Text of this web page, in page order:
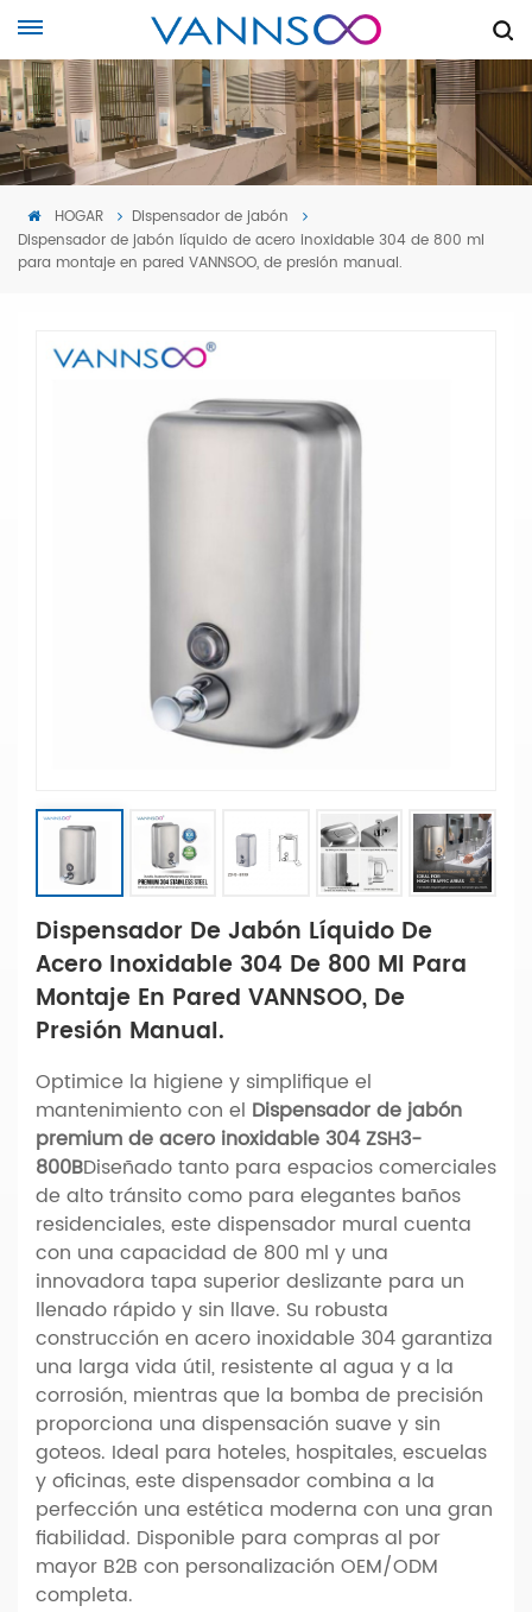
HOGAR
Dispensador de jabón
Dispensador de jabón líquido de acero inoxidable 304 de 800 ml
para montaje en pared VANNSOO, de presión manual.
Dispensador De Jabón Líquido De
Acero Inoxidable 304 De 800 Ml Para
Montaje En Pared VANNSOO, De
Presión Manual.
Optimice la higiene y simplifique el
mantenimiento con el Dispensador de jabón
premium de acero inoxidable 304 ZSH3-
800BDiseñado tanto para espacios comerciales
de alto tránsito como para elegantes baños
residenciales, este dispensador mural cuenta
con una capacidad de 800 ml y una
innovadora tapa superior deslizante para un
llenado rápido y sin llave. Su robusta
construcción en acero inoxidable 304 garantiza
una larga vida útil, resistente al agua y a la
corrosión, mientras que la bomba de precisión
proporciona una dispensación suave y sin
goteos. Ideal para hoteles, hospitales, escuelas
y oficinas, este dispensador combina a la
perfección una estética moderna con una gran
fiabilidad. Disponible para compras al por
mayor B2B con personalización OEM/ODM
completa.